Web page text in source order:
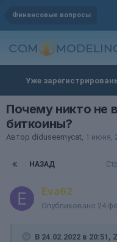
Финансовые вопросы
Уже
Почему никто не
биткоины?
Автор diduseemycat, 1 июня,
НАЗАД
Eva62
Опубликовано 24
В 24.02.2022 в 20:51,